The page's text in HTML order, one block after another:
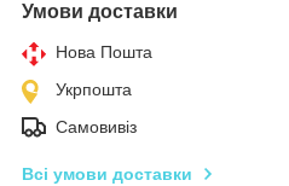
Умови доставки
Нова Пошта
Укрпошта
Самовивіз
Всі умови доставки